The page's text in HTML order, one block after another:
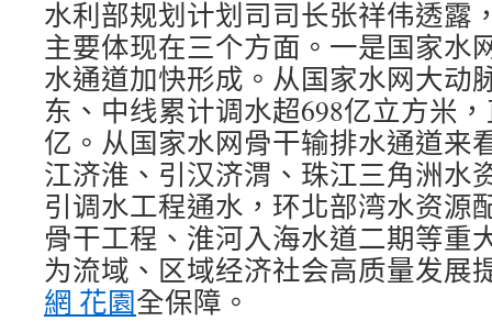
水利部规划计划司司长张祥伟透露
主要体现在三个方面。一是国家水
水通道加快形成。从国家水网大动
东、中线累计调水超698亿立方米
亿。从国家水网骨干输排水通道来
江济淮、引汉济渭、珠江三角洲水
引调水工程通水，环北部湾水资源
骨干工程、淮河入海水道二期等重
为流域、区域经济社会高质量发展
網 花園全保障。